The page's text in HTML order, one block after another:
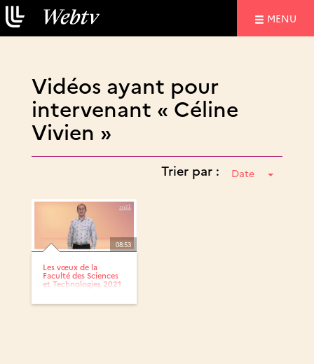
MENU
Vidéos ayant pour
intervenant « Céline
Vivien »
Trier par : Date
08:53
Les vœux de la
Faculté des Sciences
et Technologies 2021